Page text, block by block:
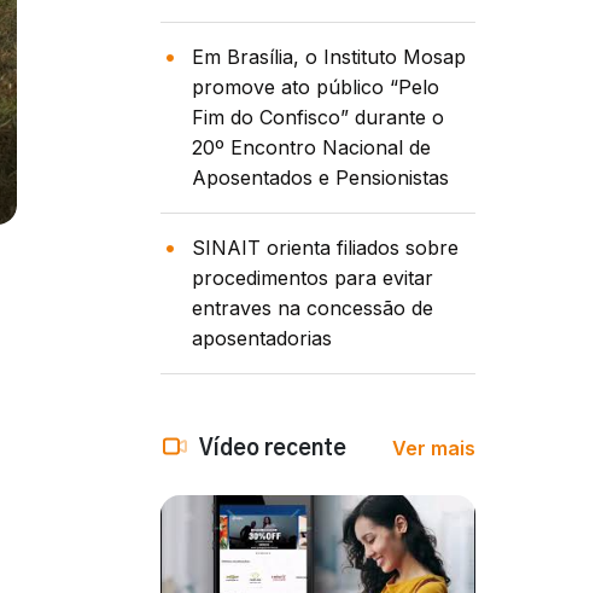
Em Brasília, o Instituto Mosap
promove ato público “Pelo
Fim do Confisco” durante o
20º Encontro Nacional de
Aposentados e Pensionistas
SINAIT orienta filiados sobre
procedimentos para evitar
entraves na concessão de
aposentadorias
Vídeo recente Ver mais